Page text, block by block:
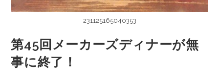
231125165040353
第45回メーカーズディナーが無
事に終了！